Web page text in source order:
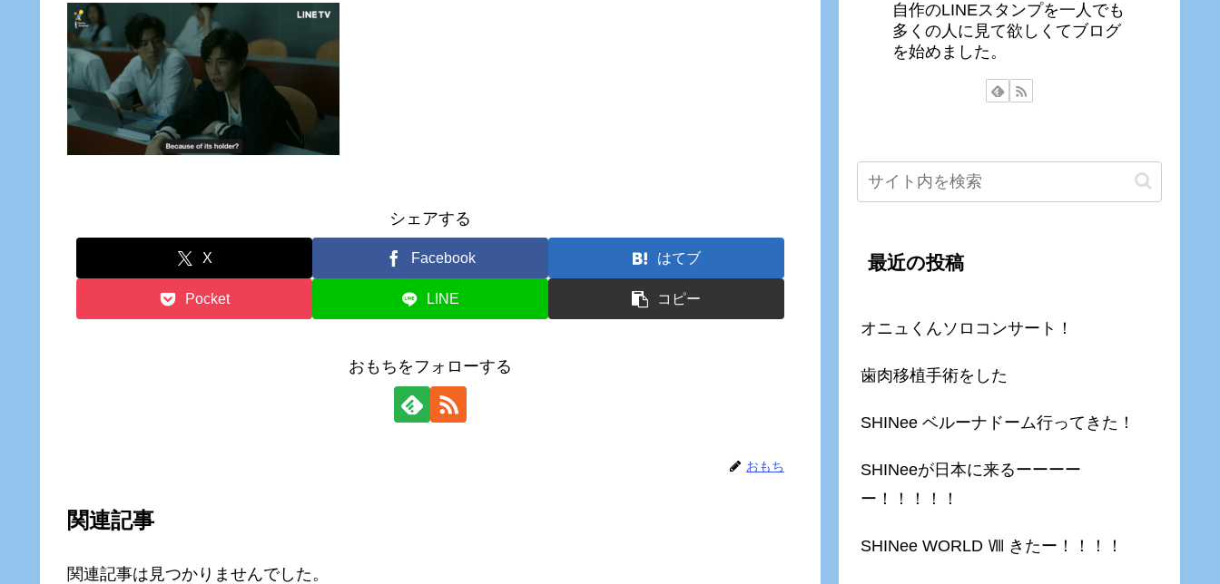
シェアする
X Facebook はてブ
Pocket LINE コピー
おもちをフォローする
おもち
関連記事
関連記事は見つかりませんでした。
自作のLINEスタンプを一人でも
多くの人に見て欲しくてブログ
を始めました。
最近の投稿
オニュくんソロコンサート！
歯肉移植手術をした
SHINee ベルーナドーム行ってきた！
SHINeeが日本に来るーーーー
ー！！！！！
SHINee WORLD Ⅷ きたー！！！！